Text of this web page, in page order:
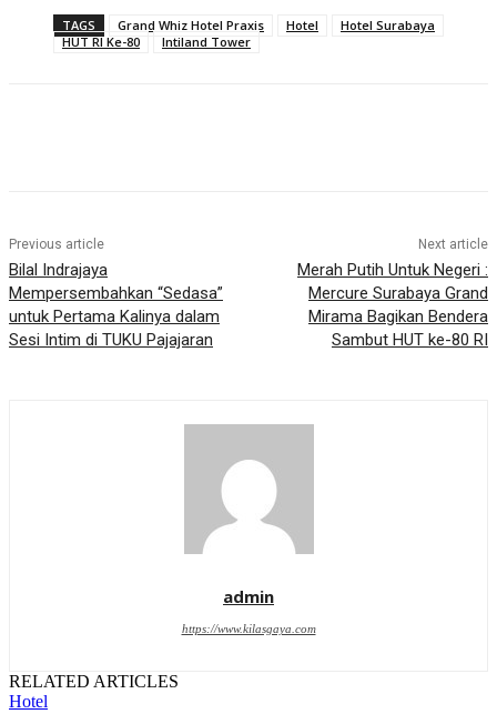
TAGS Grand Whiz Hotel Praxis Hotel
Hotel Surabaya
HUT RI Ke-80
Intiland Tower
Previous article
Bilal Indrajaya
Mempersembahkan “Sedasa”
untuk Pertama Kalinya dalam
Sesi Intim di TUKU Pajajaran
Next article
Merah Putih Untuk Negeri :
Mercure Surabaya Grand
Mirama Bagikan Bendera
Sambut HUT ke-80 RI
admin
https://www.kilasgaya.com
RELATED ARTICLES
Hotel